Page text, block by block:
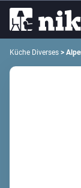
Küche Diverses >